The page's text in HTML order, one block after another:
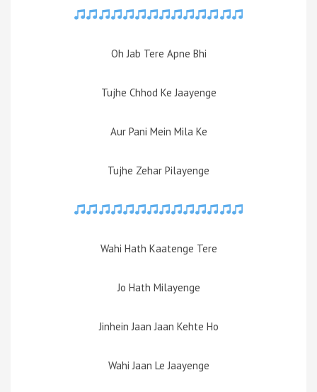
Oh Jab Tere Apne Bhi
Tujhe Chhod Ke Jaayenge
Aur Pani Mein Mila Ke
Tujhe Zehar Pilayenge
Wahi Hath Kaatenge Tere
Jo Hath Milayenge
Jinhein Jaan Jaan Kehte Ho
Wahi Jaan Le Jaayenge